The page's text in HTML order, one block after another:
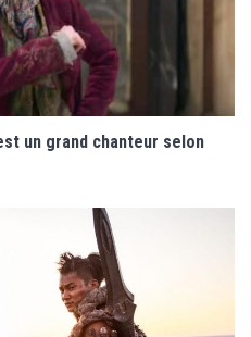
un grand chanteur selon